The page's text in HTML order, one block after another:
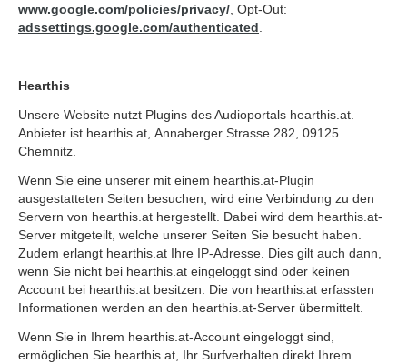
www.google.com/policies/privacy/, Opt-Out:
adssettings.google.com/authenticated.
Hearthis
Unsere Website nutzt Plugins des Audioportals hearthis.at.
Anbieter ist hearthis.at, Annaberger Strasse 282, 09125
Chemnitz.
Wenn Sie eine unserer mit einem hearthis.at-Plugin
ausgestatteten Seiten besuchen, wird eine Verbindung zu den
Servern von hearthis.at hergestellt. Dabei wird dem hearthis.at-
Server mitgeteilt, welche unserer Seiten Sie besucht haben.
Zudem erlangt hearthis.at Ihre IP-Adresse. Dies gilt auch dann,
wenn Sie nicht bei hearthis.at eingeloggt sind oder keinen
Account bei hearthis.at besitzen. Die von hearthis.at erfassten
Informationen werden an den hearthis.at-Server übermittelt.
Wenn Sie in Ihrem hearthis.at-Account eingeloggt sind,
ermöglichen Sie hearthis.at, Ihr Surfverhalten direkt Ihrem